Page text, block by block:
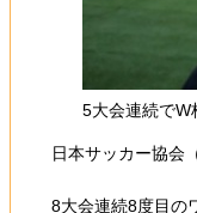
5大会連続でW
日本サッカー協会
8大会連続8度目の